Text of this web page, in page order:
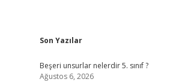
Sidebar
Son Yazılar
Beşeri unsurlar nelerdir 5. sınıf ?
Ağustos 6, 2026